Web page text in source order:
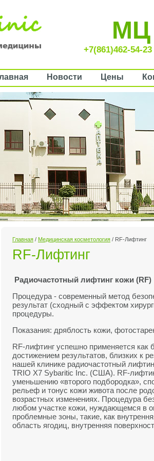
+7(861)462-54-23
Новости Цены
Главная / Медицинская косметология / RF-Лифтинг
RF-Лифтинг
Радиочастотный лифтинг кожи (RF)
Процедура - современный метод
результат (сходный с эффектом
процедуры.
Показания: дряблость кожи,
RF-лифтинг успешно применяется как
достижением результатов, близких к
нашей клинике радиочастотный
TRIO X7 Sybaritic Inc. (США). RF-
уменьшению «второго подбородка»,
рельеф и тонус кожи живота после
возрастных изменениях. Процедура
любом участке кожи, нуждающемся в
проблемные зоны, такие, как
область ягодиц, внутренняя